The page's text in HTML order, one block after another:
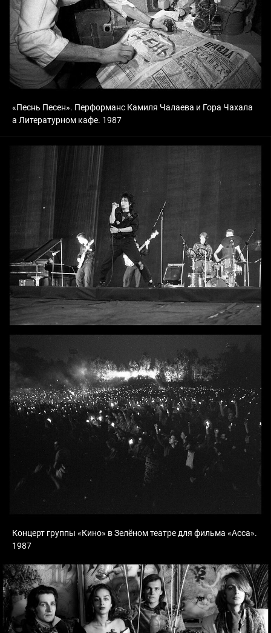
«Песнь Песен». Перформанс Камиля Чалаева и Гора Чахала
а Литературном кафе. 1987
Концерт группы «Кино» в Зелёном театре для фильма «Асса».
1987